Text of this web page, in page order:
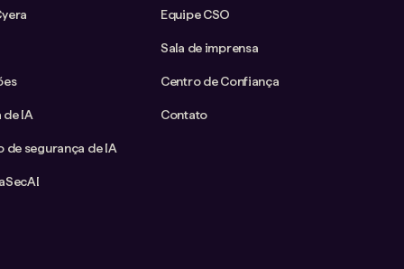
de IA
de segurança de IA
Equipe CSO
Sala de imprensa
Centro de Confiança
Contato